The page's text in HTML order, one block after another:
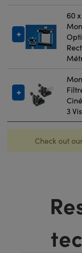
60
3 Vis
Check out